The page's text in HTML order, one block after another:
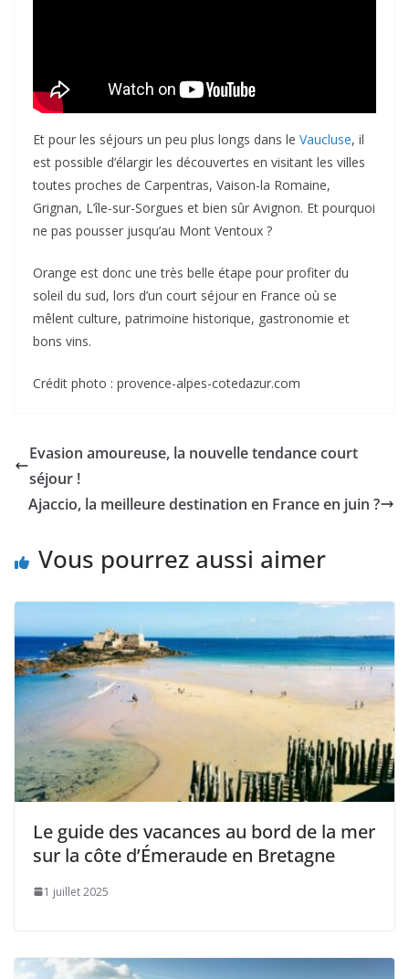
Et pour les séjours un peu plus longs dans le Vaucluse, il
est possible d’élargir les découvertes en visitant les villes
toutes proches de Carpentras, Vaison-la Romaine,
Grignan, L’île-sur-Sorgues et bien sûr Avignon. Et pourquoi
ne pas pousser jusqu’au Mont Ventoux ?
Orange est donc une très belle étape pour profiter du
soleil du sud, lors d’un court séjour en France où se
mêlent culture, patrimoine historique, gastronomie et
bons vins.
Crédit photo : provence-alpes-cotedazur.com
Evasion amoureuse, la nouvelle tendance court
séjour !
Ajaccio, la meilleure destination en France en juin ?
Vous pourrez aussi aimer
Le guide des vacances au bord de la mer
sur la côte d’Émeraude en Bretagne
1 juillet 2025